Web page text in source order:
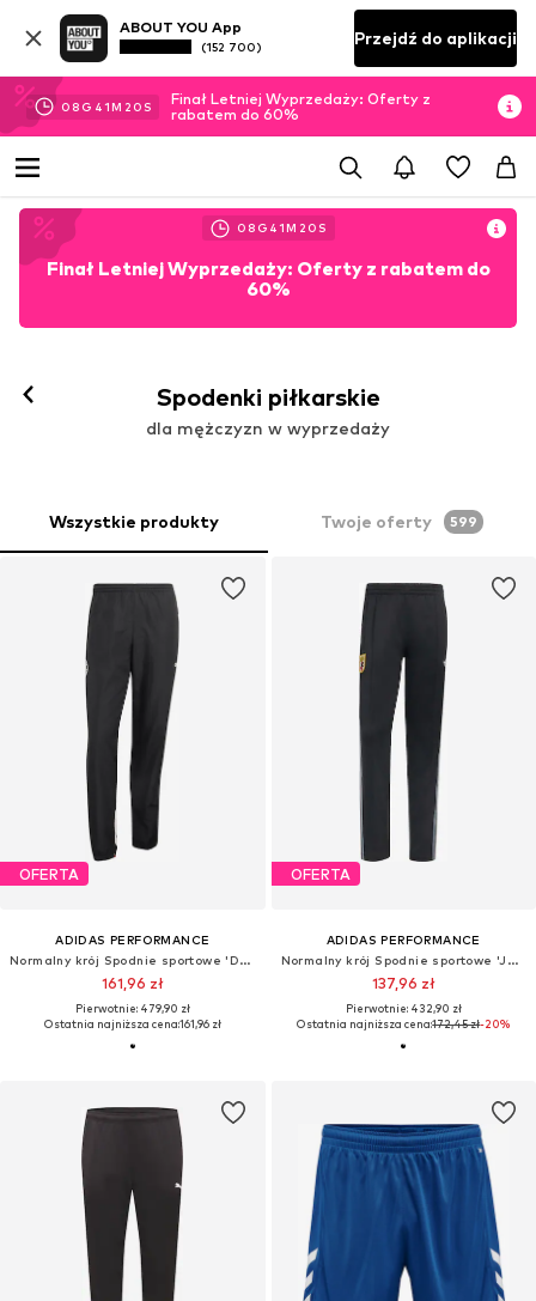
ABOUT YOU App
(152 700) Przejdź do aplikacji
08 G 41M 17 S
Finał Letniej Wyprzedaży: Oferty z
rabatem do 60%
08 G 41M 17 S
Finał Letniej Wyprzedaży: Oferty z rabatem do
60%
Spodenki piłkarskie
dla mężczyzn w wyprzedaży
Wszystkie produkty Twoje oferty 599
OFERTA
ADIDAS PERFORMANCE
Normalny krój Spodnie sportowe 'DFB 94'
161,96 zł
Pierwotnie: 479,90 zł
Ostatnia najniższa cena:161,96 zł
OFERTA
ADIDAS PERFORMANCE
Normalny krój Spodnie sportowe 'Japan Originals'
137,96 zł
Pierwotnie: 432,90 zł
Ostatnia najniższa cena:172,45 zł-20%